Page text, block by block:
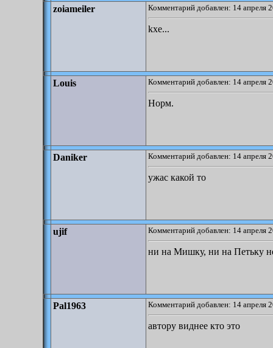
zoiameiler Комментарий добавлен: 14 апреля
kxe...
Louis Комментарий добавлен: 14 апреля
Норм.
Daniker Комментарий добавлен: 14 апреля
ужас какой то
ujif Комментарий добавлен: 14 апреля
ни на Мишку, ни на Петьку
Pal1963 Комментарий добавлен: 14 апреля
автору виднее кто это